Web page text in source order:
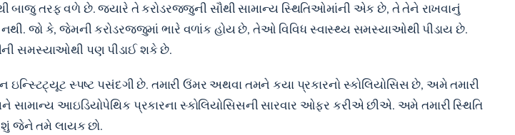
તરફ વળે છે. જ્યારે તે કરોડરજ્જુની સૌથી સામાન્ય સ્થિતિઓમાંની એક છે, તે તેને રાખવાનું
જો કે, જેમની કરોડરજ્જુમાં ભારે વળાંક હોય છે, તેઓ વિવિધ સ્વાસ્થ્ય સમસ્યાઓથી પીડાય છે.
સમસ્યાઓથી પણ પીડાઈ શકે છે.
ઇન્સ્ટિટ્યૂટ સ્પષ્ટ પસંદગી છે. તમારી ઉંમર અથવા તમને કયા પ્રકારનો સ્કોલિયોસિસ છે, અમે તમારી
આઇડિયોપેથિક પ્રકારના સ્કોલિયોસિસની સારવાર ઓફર કરીએ છીએ. અમે તમારી સ્થિતિ
જેને તમે લાયક છો.